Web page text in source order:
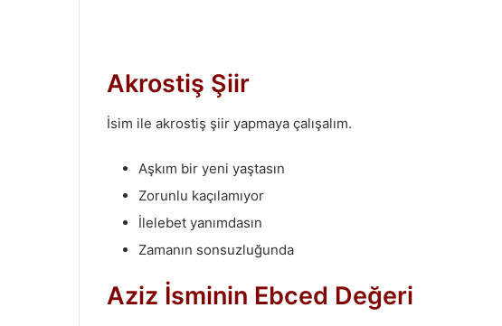
Akrostiş Şiir
İsim ile akrostiş şiir yapmaya çalışalım.
Aşkım bir yeni yaştasın
Zorunlu kaçılamıyor
İlelebet yanımdasın
Zamanın sonsuzluğunda
Aziz İsminin Ebced Değeri